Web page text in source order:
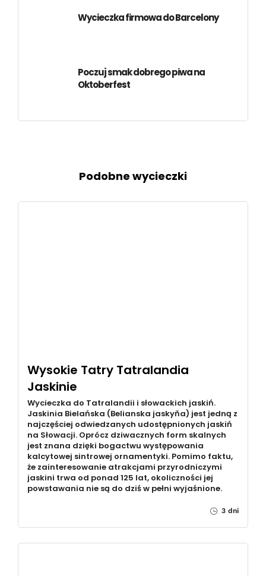
Wycieczka firmowa do Barcelony
Poczuj smak dobrego piwa na
Oktoberfest
Podobne wycieczki
Wysokie Tatry Tatralandia
Jaskinie
Wycieczka do Tatralandii i słowackich jaskiń.
Jaskinia Bielańska (Belianska jaskyňa) jest jedną z
najczęściej odwiedzanych udostępnionych jaskiń
na Słowacji. Oprócz dziwacznych form skalnych
jest znana dzięki bogactwu występowania
kalcytowej sintrowej ornamentyki. Pomimo faktu,
że zainteresowanie atrakcjami przyrodniczymi
jaskini trwa od ponad 125 lat, okoliczności jej
powstawania nie są do dziś w pełni wyjaśnione.
3 dni